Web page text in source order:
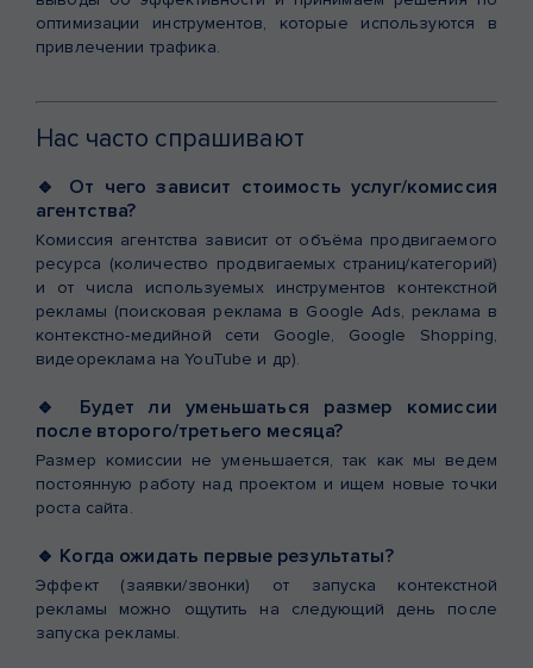
оптимизации инструментов, которые используются в
привлечении трафика.
Нас часто спрашивают
🔹 От чего зависит стоимость услуг/комиссия
агентства?
Комиссия агентства зависит от объёма продвигаемого
ресурса (количество продвигаемых страниц/категорий)
и от числа используемых инструментов контекстной
рекламы (поисковая реклама в Google Ads, реклама в
контекстно-медийной сети Google, Google Shopping,
видеореклама на YouTube и др).
🔹 Будет ли уменьшаться размер комиссии
после второго/третьего месяца?
Размер комиссии не уменьшается, так как мы ведем
постоянную работу над проектом и ищем новые точки
роста сайта.
🔹 Когда ожидать первые результаты?
Эффект (заявки/звонки) от запуска контекстной
рекламы можно ощутить на следующий день после
запуска рекламы.